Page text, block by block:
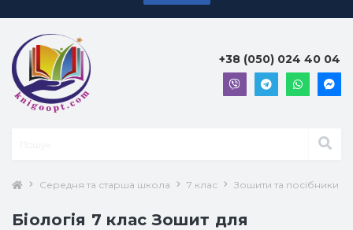
+38 (050) 024 40 04
Середня та старша школа 7 клас Зошити та посібники 7
Біологія 7 клас Зошит для